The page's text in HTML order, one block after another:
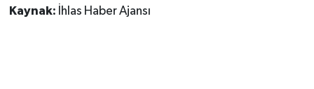
Kaynak: İhlas Haber Ajansı